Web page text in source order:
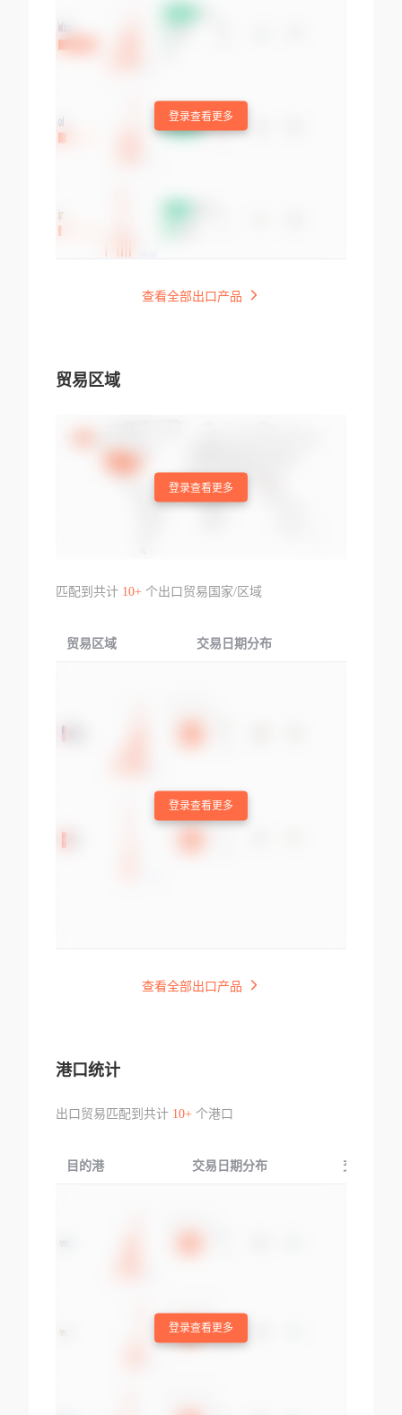
登录查看更多
查看全部出口产品
贸易区域
登录查看更多
匹配到共计 10+个出口贸易国家/区域
贸易区域 交易日期分布
登录查看更多
查看全部出口产品
港口统计
出口贸易匹配到共计 10+个港口
目的港 交易日期分布 交易产品
登录查看更多